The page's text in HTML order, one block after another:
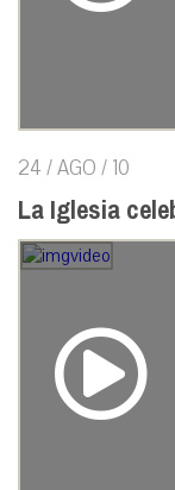
24 / AGO / 10
La Iglesia